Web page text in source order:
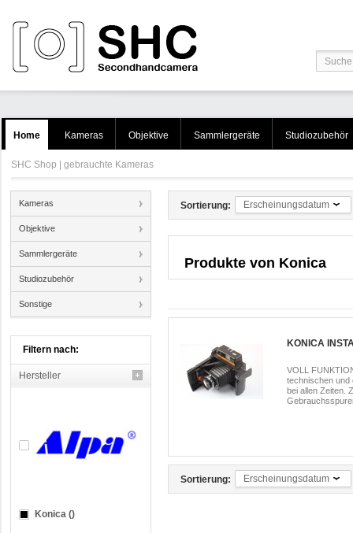
Home Kameras Objektive Sammlergeräte Studiozubehör
SHC Shop | gebrauchte Kameras
Kameras
Objektive
Sammlergeräte
Studiozubehör
Sonstige
Filtern nach:
Hersteller
Konica ()
Sortierung: Erscheinungsdatum
Produkte von Konica
KONICA
VOLL
technischen und
bei allen Zeiten.
Sortierung: Erscheinungsdatum